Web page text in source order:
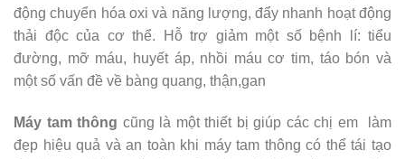
động chuyển hóa oxi và năng lượng, đẩy nhanh hoạt động
thải độc của cơ thể. Hỗ trợ giảm một số bệnh lí: tiểu
đường, mỡ máu, huyết áp, nhồi máu cơ tim, táo bón và
một số vấn đề về bàng quang, thận,gan
Máy tam thông cũng là một thiết bị giúp các chị em làm
đẹp hiệu quả và an toàn khi máy tam thông có thể tái tạo